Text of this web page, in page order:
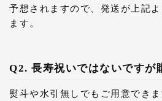
予想されますので、発送が上記
ます。
Q2. 長寿祝いではないですが
熨斗や水引無しでもご用意でき